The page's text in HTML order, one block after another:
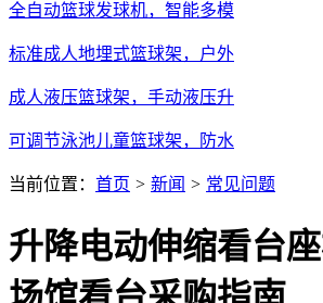
全自动篮球发球机，智能多模
标准成人地埋式篮球架，户外
成人液压篮球架，手动液压升
可调节泳池儿童篮球架，防水
当前位置： 首页 > 新闻 > 常见问题
升降电动伸缩看台